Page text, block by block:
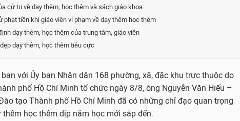
cử tri về dạy thêm, học thêm và sách giáo khoa
phạt tiền khi giáo viên vi phạm về dạy thêm học thêm
dạy thêm, học thêm của trung tâm, giáo viên
dạy thêm, học thêm tiêu cực
với Ủy ban Nhân dân 168 phường, xã, đặc khu trực thuộc do
phố Hồ Chí Minh tổ chức ngày 8/8, ông Nguyễn Văn Hiếu –
tạo Thành phố Hồ Chí Minh đã có những chỉ đạo quan trọng
học thêm dịp năm học mới sắp đến.